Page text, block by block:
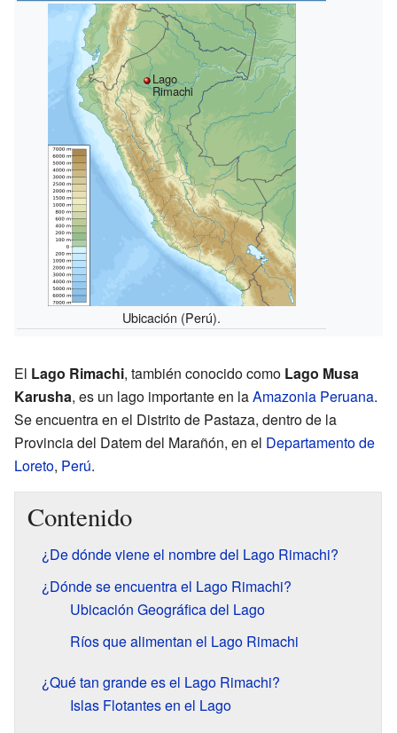
Lago
Rimachi
Ubicación (Perú).
El Lago Rimachi, también conocido como Lago Musa
Karusha, es un lago importante en laAmazonia Peruana.
Se encuentra en el Distrito de Pastaza, dentro de la
Provincia del Datem del Marañón, en el Departamento de
Loreto, Perú.
Contenido
¿De dónde viene el nombre del Lago Rimachi?
¿Dónde se encuentra el Lago Rimachi?
Ubicación Geográfica del Lago
Ríos que alimentan el Lago Rimachi
¿Qué tan grande es el Lago Rimachi?
Islas Flotantes en el Lago